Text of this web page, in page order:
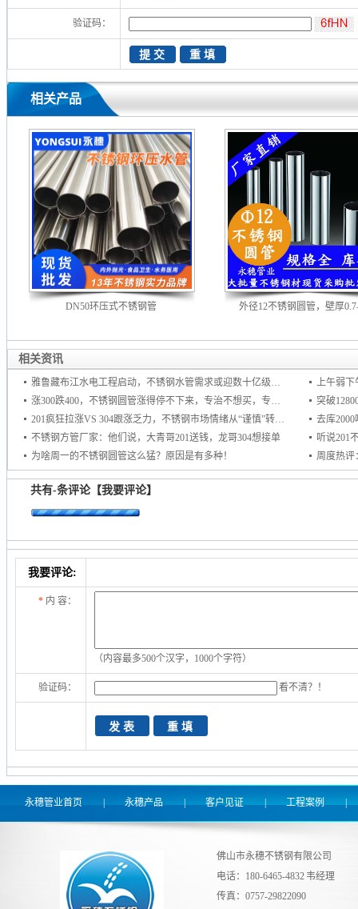
验证码：
相关产品
DN50环压式不锈钢管 外径12不锈钢圆管，壁厚
相关资讯
雅鲁藏布江水电工程启动，不锈钢水管需求或迎数十亿级增量市场
上午弱下
涨300跌400，不锈钢圆管涨得停不下来，专治不想买，专杀不敢买！
201疯狂拉涨VS 304跟涨乏力，不锈钢市场情绪从“谨慎”转向“追涨
去库
不锈钢方管厂家：他们说，大青哥201送钱，龙哥304想接单
听说201
为啥周一的不锈钢圆管这么猛？原因是有多种！
周度热评
共有-条评论【我要评论】
我要评论:
* 内 容：
（内容最多500个汉字，1000个字符）
验证码： 看不清？！
永穗管业首页 永穗产品 | 客户见证 | 工程案例 |
佛山市永穗不锈钢有限公司
电话：180-6465-4832 韦经理
传真：0757-29822090